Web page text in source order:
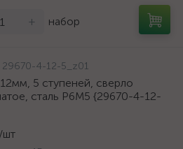
+ набор
29670-4-12-5_z01
5 ступеней, сверло
сталь Р6М5 {29670-4-12-
/шт